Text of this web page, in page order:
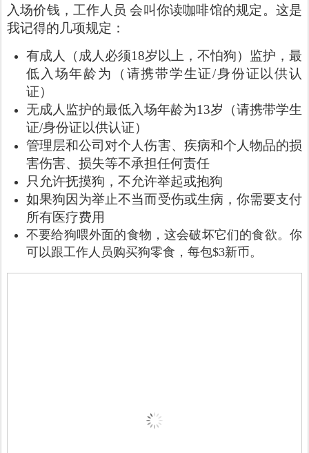
入场价钱，工作人员 会叫你读咖啡馆的规定。这是
我记得的几项规定：
有成人（成人必须18岁以上，不怕狗）监护，最
低入场年龄为（请携带学生证/身份证以供认
证）
无成人监护的最低入场年龄为13岁（请携带学生
证/身份证以供认证）
管理层和公司对个人伤害、疾病和个人物品的损
害伤害、损失等不承担任何责任
只允许抚摸狗，不允许举起或抱狗
如果狗因为举止不当而受伤或生病，你需要支付
所有医疗费用
不要给狗喂外面的食物，这会破坏它们的食欲。你
可以跟工作人员购买狗零食，每包$3新币。